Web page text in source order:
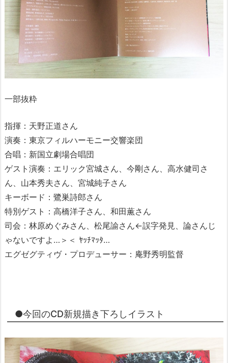
一部抜粋
指揮：天野正道さん
演奏：東京フィルハーモニー交響楽団
合唱：新国立劇場合唱団
ゲスト演奏：エリック宮城さん、今剛さん、高水健司さ
ん、山本秀夫さん、宮城純子さん
キーボード：鷺巣詩郎さん
特別ゲスト：高橋洋子さん、和田薫さん
司会：林原めぐみさん、松尾諭さん←誤字発見、論さんじ
ゃないですよ…＞＜ ﾔｯﾁﾏｯﾀ…
エグゼグティヴ・プロデューサー：庵野秀明監督
●今回のCD新規描き下ろしイラスト